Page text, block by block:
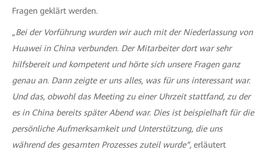
Fragen geklärt werden.
„Bei der Vorführung wurden wir auch mit der Niederlassung von
Huawei in China verbunden. Der Mitarbeiter dort war sehr
hilfsbereit und kompetent und hörte sich unsere Fragen ganz
genau an. Dann zeigte er uns alles, was für uns interessant war.
Und das, obwohl das Meeting zu einer Uhrzeit stattfand, zu der
es in China bereits später Abend war. Dies ist beispielhaft für die
persönliche Aufmerksamkeit und Unterstützung, die uns
während des gesamten Prozesses zuteil wurde“, erläutert